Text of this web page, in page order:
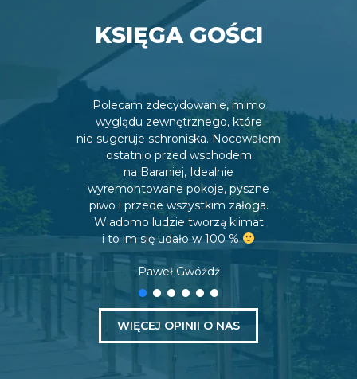
KSIĘGA GOŚCI
Polecam zdecydowanie, mimo
wyglądu zewnętrznego, które
nie sugeruje schroniska. Nocowałem
ostatnio przed wschodem
na Baraniej, Idealnie
wyremontowane pokoje, pyszne
piwo i przede wszystkim załoga.
Wiadomo ludzie tworzą klimat
i to im się udało w 100 %
Paweł Gwóźdź
WIĘCEJ OPINII O NAS